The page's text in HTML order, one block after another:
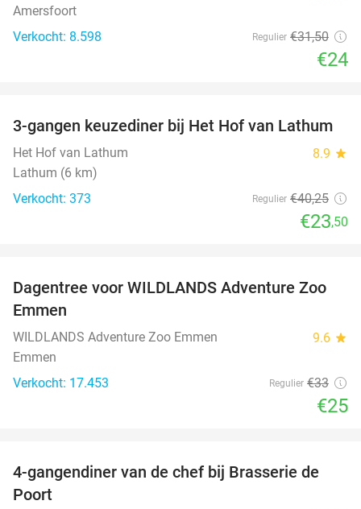
Amersfoort
Verkocht: 8.598
Regulier €31,50
€24
42%
3-gangen keuzediner bij Het Hof van Lathum
Het Hof van Lathum 8.9 star
Lathum (6 km)
Verkocht: 373
Regulier €40,25
€23,50
24%
Dagentree voor WILDLANDS Adventure Zoo
Emmen
WILDLANDS Adventure Zoo Emmen 9.6 star
Emmen
Verkocht: 17.453
Regulier €33
€25
31%
4-gangendiner van de chef bij Brasserie de
Poort